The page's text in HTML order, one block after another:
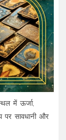
में ऊर्जा,
पर सावधानी और